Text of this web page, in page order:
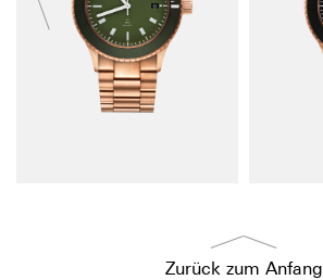
Zurück zum Anfang